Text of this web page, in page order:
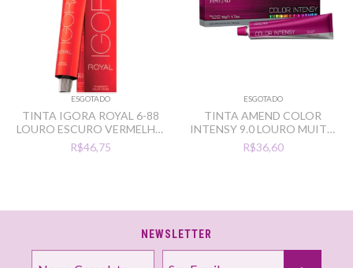
ESGOTADO
TINTA IGORA ROYAL 6-88
LOURO ESCURO VERMELHO
EXTRA
R$46,75
ESGOTADO
TINTA AMEND COLOR
INTENSY 9.0 LOURO MUITO
CLARO
R$36,60
NEWSLETTER